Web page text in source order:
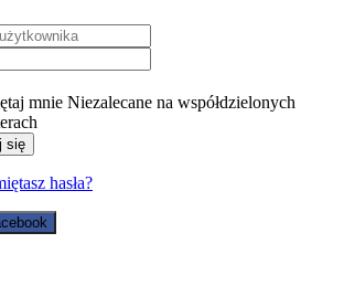
mnie Niezalecane na współdzielonych
się
hasła?